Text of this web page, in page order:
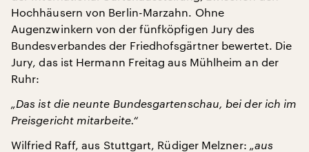
Hochhäusern von Berlin-Marzahn. Ohne
Augenzwinkern von der fünfköpfigen Jury des
Bundesverbandes der Friedhofsgärtner bewertet. Die
Jury, das ist Hermann Freitag aus Mühlheim an der
Ruhr:
„Das ist die neunte Bundesgartenschau, bei der ich im
Preisgericht mitarbeite.“
Wilfried Raff, aus Stuttgart, Rüdiger Melzner: „aus